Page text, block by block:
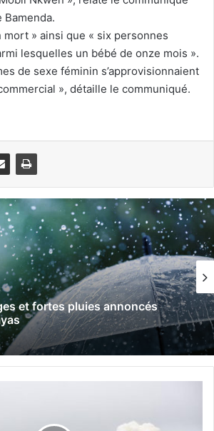
mort » ainsi que « six personnes
lesquelles un bébé de onze mois ».
de sexe féminin s’approvisionnaient
», détaille le communiqué.
et fortes pluies annoncés